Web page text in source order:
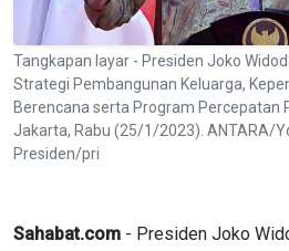
Tangkapan layar - Presiden Joko
Strategi Pembangunan Keluarga,
Berencana serta Program Percepatan
Jakarta, Rabu (25/1/2023). ANTARA/
Presiden/pri
Sahabat.com - Presiden Joko